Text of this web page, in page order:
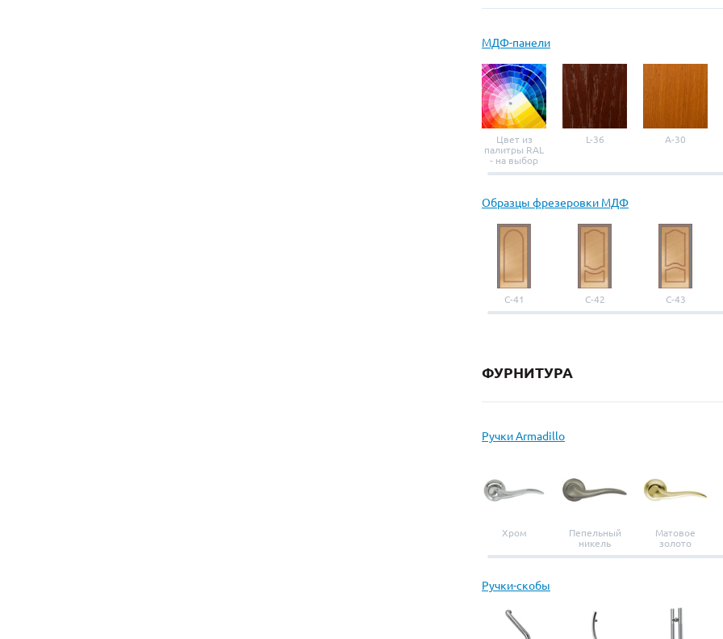
МДФ-панели
Цвет из
палитры RAL
- на выбор
L-36 A-30
Образцы фрезеровки МДФ
С-41 С-42 С-43
ФУРНИТУРА
Ручки Armadillo
Хром
Пепельный
никель
Матовое
золото
Ручки-скобы